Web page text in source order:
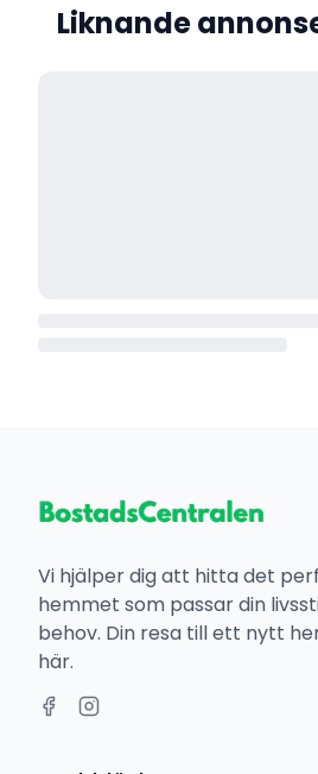
Liknande
Vi hjälper dig att hitta det
hemmet som passar din
behov. Din resa till ett nytt
här.